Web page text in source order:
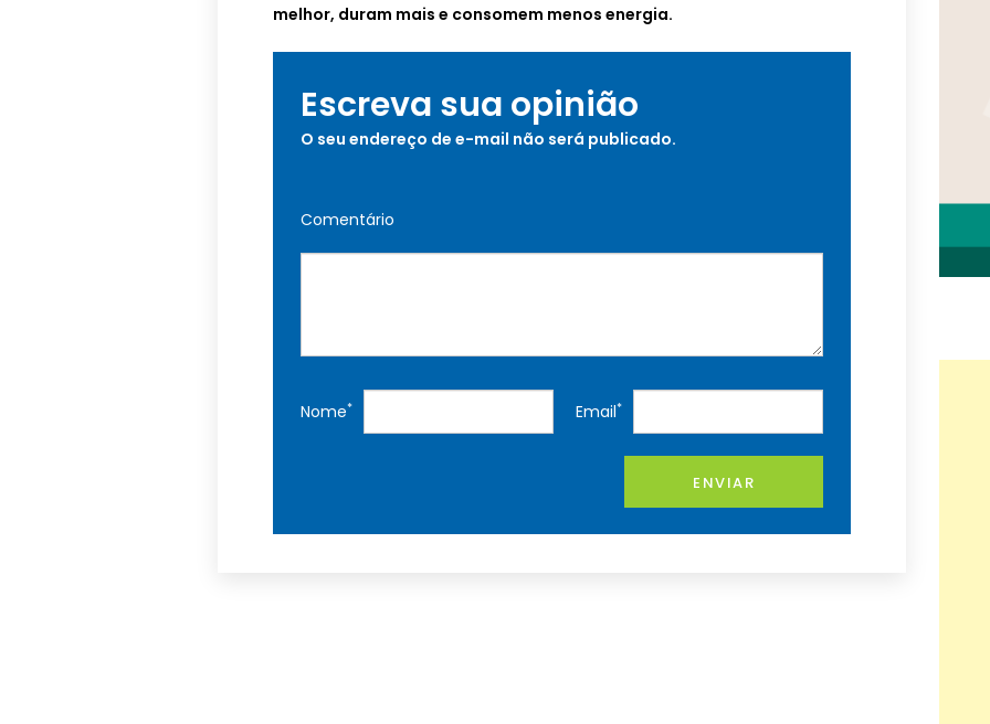
melhor, duram mais e consomem menos energia.
Escreva sua opinião
O seu endereço de e-mail não será publicado.
Comentário
Nome* Email*
ENVIAR